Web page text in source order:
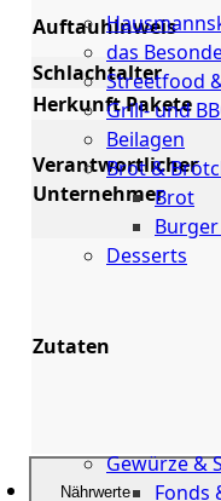
das
Streetfood
Grill- und
Beilagen
Brot &
Brot
Desserts
Sale
Gewürze &
Fonds
Auftauhinweis
Schlachtalter
Herkunft Pakete
Verantwortlicher
Unternehmer
Zutaten
Nährwerte